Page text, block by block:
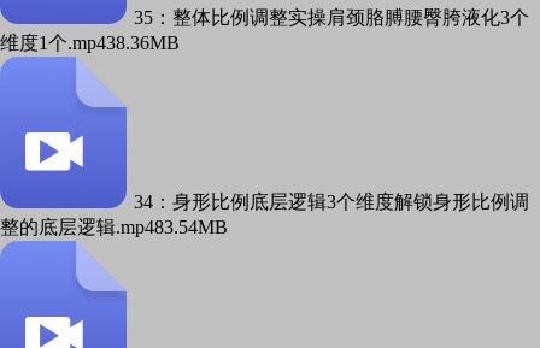
35：整体比例调整实操肩颈胳膊腰臀胯液化3个
维度1个.mp438.36MB
34：身形比例底层逻辑3个维度解锁身形比例调
整的底层逻辑.mp483.54MB